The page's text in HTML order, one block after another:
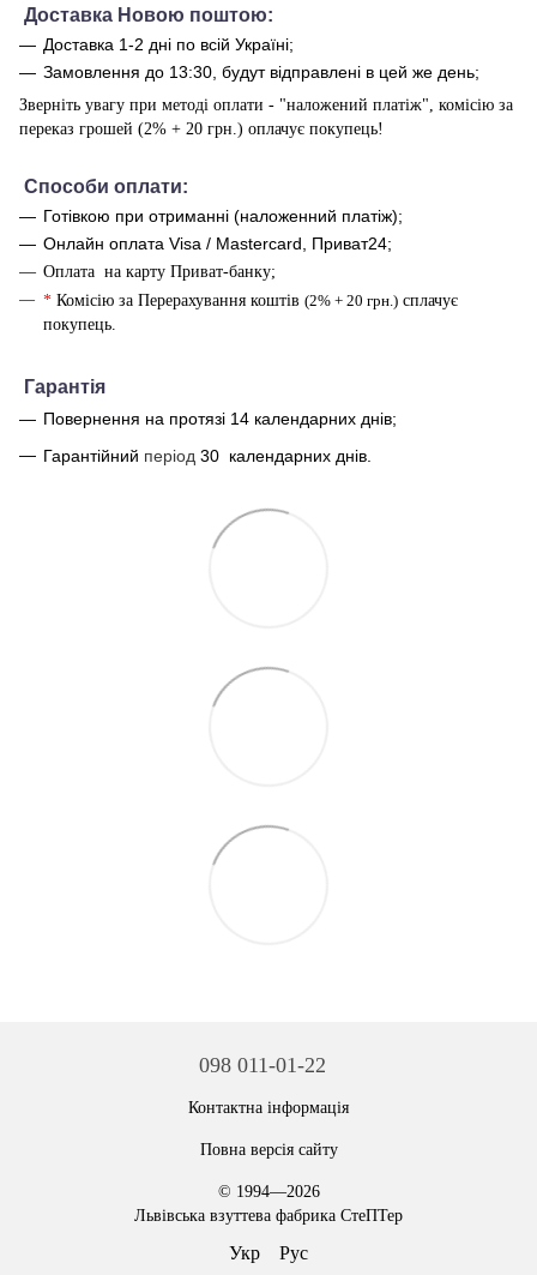
Доставка Новою поштою:
Доставка 1-2 дні по всій Україні;
Замовлення до 13:30, будут відправлені в цей же день;
Зверніть увагу при методі оплати - "наложений платіж", комісію за
переказ грошей (2% + 20 грн.) оплачує покупець!
Способи оплати:
Готівкою при отриманні (наложенний платіж);
Онлайн оплата Visa / Mastercard, Приват24;
Оплата на карту Приват-банку;
* Комісію за Перерахування коштів (2% + 20 грн.) сплачує
покупець.
Гарантія
Повернення на протязі 14 календарних днів;
Гарантійний період 30 календарних днів.
098 011-01-22
Контактна інформація
Повна версія сайту
© 1994—2026
Львівська взуттева фабрика СтеПТер
Укр Рус